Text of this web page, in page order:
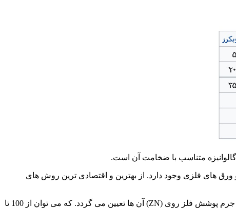
متناسب با ضخامت آن است.
های فلزی وجود دارد. از بهترین و اقتصادی ترین روش های
متفاوت می باشد. میزان پوشش گالوانیزه ورق ها بر اساس جرم پوشش فلز روی (ZN) آن ها تعیین می گردد. که می توان از 100 تا